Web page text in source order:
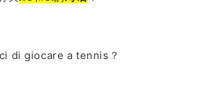
di giocare a tennis？